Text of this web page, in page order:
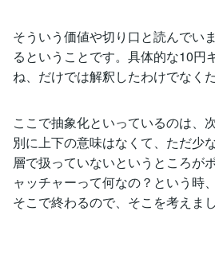
そういう価値や切り口と読んでい
るということです。具体的な10円
ね、だけでは解釈したわけでなく
ここで抽象化といっているのは、
別に上下の意味はなくて、ただ少
層で扱っていないというところが
ャッチャーって何なの？という時
そこで終わるので、そこを考えま